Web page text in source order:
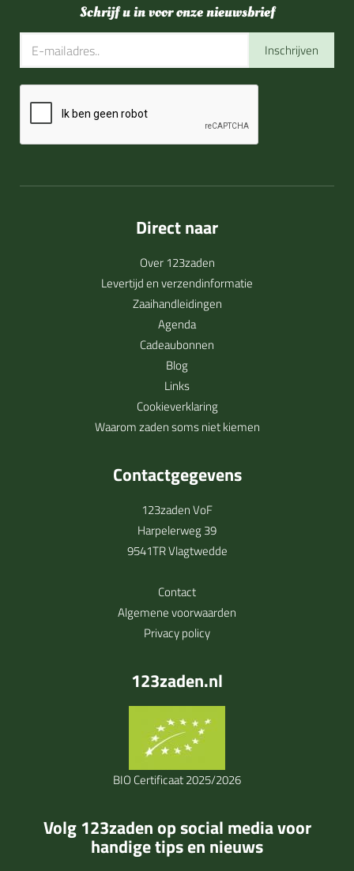
Schrijf u in voor onze nieuwsbrief
Inschrijven
Direct naar
Over 123zaden
Levertijd en verzendinformatie
Zaaihandleidingen
Agenda
Cadeaubonnen
Blog
Links
Cookieverklaring
Waarom zaden soms niet kiemen
Contactgegevens
123zaden VoF
Harpelerweg 39
9541TR Vlagtwedde
Contact
Algemene voorwaarden
Privacy policy
123zaden.nl
BIO Certificaat 2025/2026
Volg 123zaden op social media voor
handige tips en nieuws